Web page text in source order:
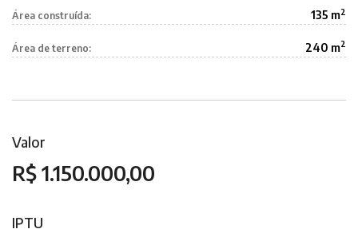
Área construída: 135 m2
Área de terreno: 240 m2
Valor
R$ 1.150.000,00
IPTU